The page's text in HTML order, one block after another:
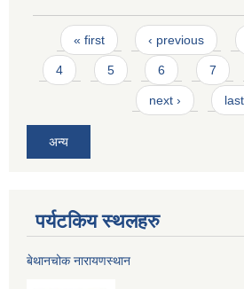
Pages
« first ‹ previous
4 5 6 7
next ›
अन्य
पर्यटकिय स्थलहरु
बेथानचोक नारायणस्थान